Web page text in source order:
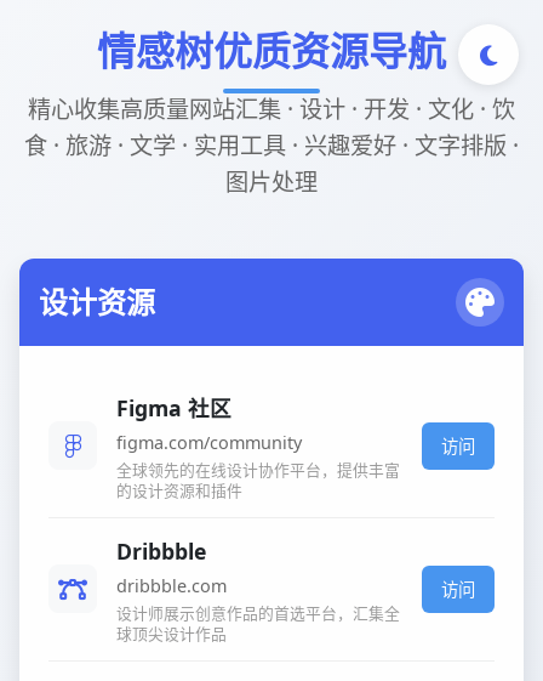
情感树优质资源导航
精心收集高质量网站汇集 · 设计 · 开发 · 文化 · 饮
食 · 旅游 · 文学 · 实用工具 · 兴趣爱好 · 文字排版 ·
图片处理
设计资源
Figma 社区
figma.com/community
全球领先的在线设计协作平台，提供丰富
的设计资源和插件
访问
Dribbble
dribbble.com
设计师展示创意作品的首选平台，汇集全
球顶尖设计作品
访问